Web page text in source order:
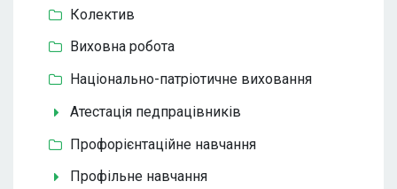
Колектив
Виховна робота
Національно-патріотичне виховання
Атестація педпрацівників
Профорієнтаційне навчання
Профільне навчання